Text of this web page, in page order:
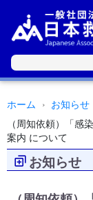
ホーム
お知らせ
（周知依頼）「感
案内 について
お知らせ